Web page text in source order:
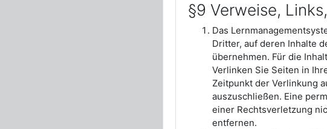
§9 Verweise,
Das
Dritter, auf deren Inhalte
übernehmen. Für die
Verlinken Sie Seiten in
Zeitpunkt der Verlinkung
auszuschließen. Eine
einer Rechtsverletzung
entfernen.